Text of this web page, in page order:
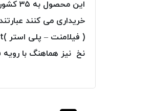
خریداری می کنند
نخ نیز هماهنگ با رویه